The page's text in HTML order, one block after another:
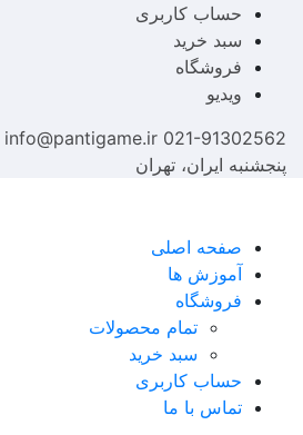
حساب کاربری
سبد خرید
فروشگاه
ویدیو
021-91302562
info@pantigame.ir
پنجشنبه ایران، تهران
صفحه اصلی
آموزش ها
فروشگاه
تمام محصولات
سبد خرید
حساب کاربری
تماس با ما